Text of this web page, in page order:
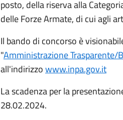
posto, della riserva alla
delle Forze Armate, di cui agli
Il bando di concorso è
"Amministrazione Trasparente/
all'indirizzowww.inpa.gov.it
La scadenza per la
28.02.2024.